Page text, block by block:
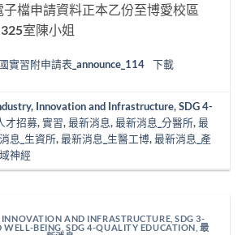
子檔申請資料正本乙份至博愛校區
室陳小姐
實習附申請表_announce_114 下載
Innovation and Infrastructure,SDG 4-
才招募,實習,最新消息,最新消息_分醫所,最
息_生資所,最新消息_生醫工博,最新消息_產
神經
AND INFRASTRUCTURE ,SDG 3-
WELL-BEING ,SDG 4-QUALITY EDUCATION ,最